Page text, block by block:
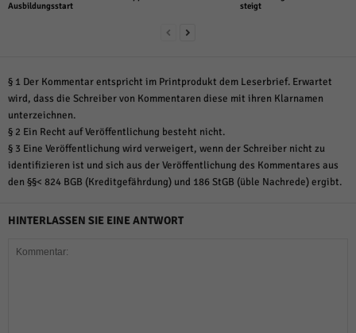
Ausbildungsstart
steigt
§ 1 Der Kommentar entspricht im Printprodukt dem Leserbrief. Erwartet
wird, dass die Schreiber von Kommentaren diese mit ihren Klarnamen
unterzeichnen.
§ 2 Ein Recht auf Veröffentlichung besteht nicht.
§ 3 Eine Veröffentlichung wird verweigert, wenn der Schreiber nicht zu
identifizieren ist und sich aus der Veröffentlichung des Kommentares aus
den §§< 824 BGB (Kreditgefährdung) und 186 StGB (üble Nachrede) ergibt.
HINTERLASSEN SIE EINE ANTWORT